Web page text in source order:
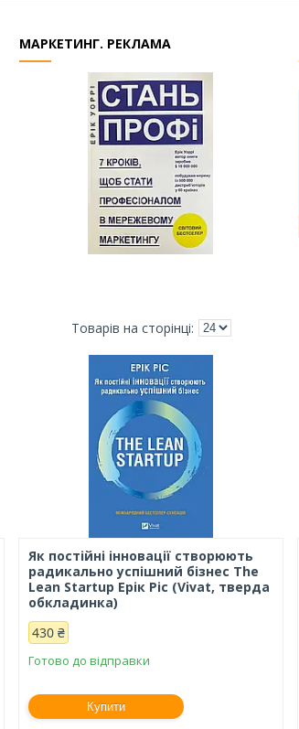
МАРКЕТИНГ. РЕКЛАМА
Як постійні інновації створюють
радикально успішний бізнес The
Lean Startup Ерік Ріс (Vivat, тверда
обкладинка)
430 ₴
Готово до відправки
Купити